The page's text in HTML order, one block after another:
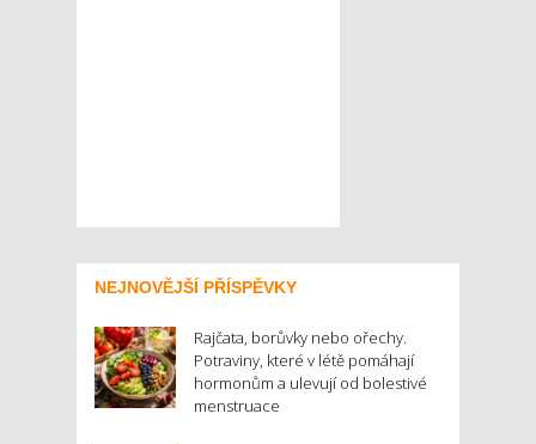
NEJNOVĚJŠÍ PŘÍSPĚVKY
Rajčata, borůvky nebo ořechy.
Potraviny, které v létě pomáhají
hormonům a ulevují od bolestivé
menstruace